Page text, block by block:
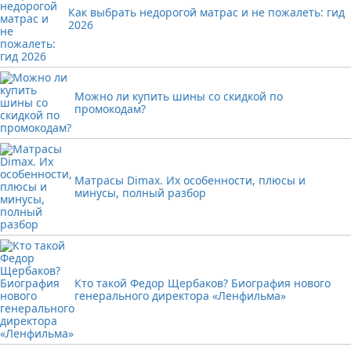
Как выбрать недорогой матрас и не пожалеть: гид
2026
Можно ли купить шины со скидкой по
промокодам?
Матрасы Dimax. Их особенности, плюсы и
минусы, полный разбор
Кто такой Федор Щербаков? Биография нового
генерального директора «Ленфильма»